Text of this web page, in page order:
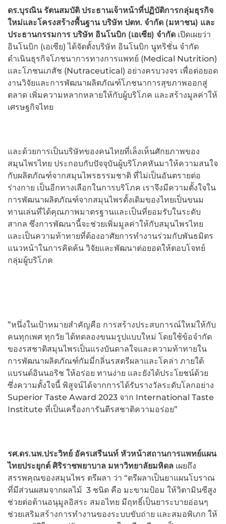
ดร.บุรณิน รัตนสมบัติ ประธานเจ้าหน้าที่ปฏิบัติการกลุ่มธุรกิจ
ใหม่และโครงสร้างพื้นฐาน บริษัท ปตท. จำกัด (มหาชน) และ
ประธานกรรมการ บริษัท อินโนบิก (เอเซีย) จำกัด เปิดเผยว่า
อินโนบิก (เอเซีย) ได้จัดตั้งบริษัท อินโนบิก นูทริชั่น จำกัด
ดำเนินธุรกิจโภชนาการทางการแพทย์ (Medical Nutrition)
และโภชนเภสัช (Nutraceutical) อย่างครบวงจร เพื่อต่อยอด
งานวิจัยและการพัฒนาผลิตภัณฑ์โภชนาการสุขภาพออกสู่
ตลาด เพิ่มความหลากหลายให้กับผู้บริโภค และสร้างมูลค่าให้
เศรษฐกิจไทย
และด้วยการเป็นบริษัทของคนไทยที่เล็งเห็นศักยภาพของ
สมุนไพรไทย ประกอบกับปัจจุบันผู้บริโภคหันมาให้ความสนใจ
กับผลิตภัณฑ์จากสมุนไพรธรรมชาติ ที่ไม่เป็นอันตรายต่อ
ร่างกาย เป็นอีกทางเลือกในการบริโภค เราจึงมีความตั้งใจใน
การพัฒนาผลิตภัณฑ์จากสมุนไพรดั้งเดิมของไทยเป็นขนม
ทานเล่นที่ได้คุณภาพมาตรฐานและเป็นที่ยอมรับในระดับ
สากล ซึ่งการพัฒนานี้จะช่วยเพิ่มมูลค่าให้กับสมุนไพรไทย
และเป็นความท้าทายที่ต้องอาศัยการทำงานร่วมกับพันธมิตร
แนวหน้าในการคิดค้น วิจัยและพัฒนาต่อยอดให้ตอบโจทย์
กลุ่มผู้บริโภค
”หนึ่งในเป้าหมายสำคัญคือ การสร้างประสบการณ์ใหม่ให้กับ
คนทุกเพศ ทุกวัย ได้ทดลองขนมรูปแบบใหม่ โดยใช้ข้อจำกัด
ของรสชาติสมุนไพรเป็นแรงบันดาลใจและความท้าทายใน
การพัฒนาผลิตภัณฑ์กัมมี่กลิ่นรสตรีผลาและโคล่า ภายใต้
แบรนด์อินนอริช ให้อร่อย ทานง่าย และยังได้ประโยชน์ด้วย
ซึ่งความตั้งใจนี้ พิสูจน์ได้จากการได้รับรางวัลระดับโลกอย่าง
Superior Taste Award 2023 จาก International Taste
Institute ที่เป็นเครื่องการันตีรสชาติความอร่อย”
รศ.ดร.นพ.ประวิทย์ อัครเสรีนนท์ หัวหน้าสถานการแพทย์แผน
ไทยประยุกต์ ศิริราชพยาบาล มหาวิทยาลัยมหิดล เผยถึง
สรรพคุณของสมุนไพร ตรีผลา ว่า “ตรีผลาเป็นยาแผนโบราณ
ที่มีส่วนผสมจากผลไม้ 3 ชนิด คือ มะขามป้อม ให้วิตามินซีสูง
ช่วยต่อต้านอนุมูลอิสระ สมอไทย มีฤทธิ์เป็นยาระบายอ่อนๆ
ช่วยเสริมสร้างการทำงานของระบบขับถ่าย และสมอพิเภก ให้